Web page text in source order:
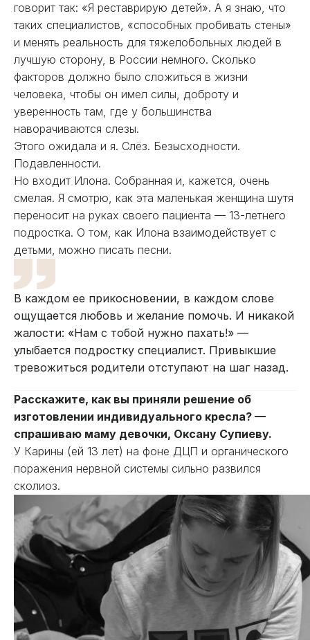
говорит так: «Я реставрирую детей». А я знаю, что
таких специалистов, «способных пробивать стены»
и менять реальность для тяжелобольных людей в
лучшую сторону, в России немного. Сколько
факторов должно было сложиться в жизни
человека, чтобы он имел силы, доброту и
уверенность там, где у большинства
наворачиваются слезы.
Этого ожидала и я. Слёз. Безысходности.
Подавленности.
Но входит Илона. Собранная и, кажется, очень
смелая. Я смотрю, как эта маленькая женщина шутя
переносит на руках своего пациента — 13-летнего
подростка. О том, как Илона взаимодействует с
детьми, можно писать песни.
В каждом ее прикосновении, в каждом слове
ощущается любовь и желание помочь. И никакой
жалости: «Нам с тобой нужно пахать!» —
улыбается подростку специалист. Привыкшие
тревожиться родители отступают на шаг назад.
Расскажите, как вы приняли решение об
изготовлении индивидуального кресла? —
спрашиваю маму девочки, Оксану Супиеву.
У Карины (ей 13 лет) на фоне ДЦП и органического
поражения нервной системы сильно развился
сколиоз.